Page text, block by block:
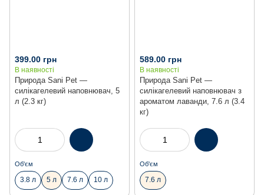
Природа Sani Pet —
силікагелевий наповнювач, 5
л (2.3 кг)
399.00 грн
В наявності
Об'єм
3.8 л 5 л 7.6 л 10 л
Природа Sani Pet —
силікагелевий наповнювач з
ароматом лаванди, 7.6 л (3.4
кг)
589.00 грн
В наявності
Об'єм
7.6 л